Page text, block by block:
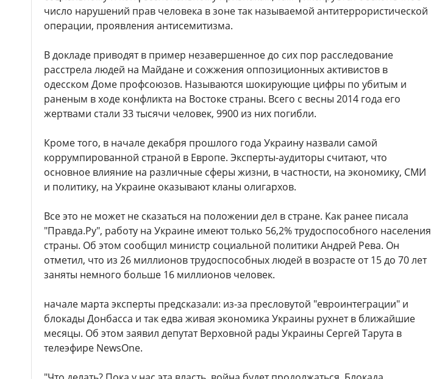
число нарушений прав человека в зоне так называемой антитеррористической
операции, проявления антисемитизма.
В докладе приводят в пример незавершенное до сих пор расследование
расстрела людей на Майдане и сожжения оппозиционных активистов в
одесском Доме профсоюзов. Называются шокирующие цифры по убитым и
раненым в ходе конфликта на Востоке страны. Всего с весны 2014 года его
жертвами стали 33 тысячи человек, 9900 из них погибли.
Кроме того, в начале декабря прошлого года Украину назвали самой
коррумпированной страной в Европе. Эксперты-аудиторы считают, что
основное влияние на различные сферы жизни, в частности, на экономику, СМИ
и политику, на Украине оказывают кланы олигархов.
Все это не может не сказаться на положении дел в стране. Как ранее писала
"Правда.Ру", работу на Украине имеют только 56,2% трудоспособного населения
страны. Об этом сообщил министр социальной политики Андрей Рева. Он
отметил, что из 26 миллионов трудоспособных людей в возрасте от 15 до 70 лет
заняты немного больше 16 миллионов человек.
начале марта эксперты предсказали: из-за пресловутой "евроинтеграции" и
блокады Донбасса и так едва живая экономика Украины рухнет в ближайшие
месяцы. Об этом заявил депутат Верховной рады Украины Сергей Тарута в
телеэфире NewsOne.